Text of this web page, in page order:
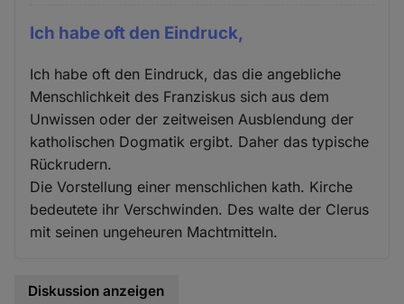
Ich habe oft den Eindruck,
Ich habe oft den Eindruck, das die angebliche
Menschlichkeit des Franziskus sich aus dem
Unwissen oder der zeitweisen Ausblendung der
katholischen Dogmatik ergibt. Daher das typische
Rückrudern.
Die Vorstellung einer menschlichen kath. Kirche
bedeutete ihr Verschwinden. Des walte der Clerus
mit seinen ungeheuren Machtmitteln.
Diskussion anzeigen